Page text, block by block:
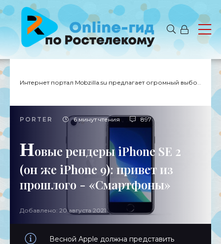
Интернет портал Mobzilla.su предлагает огромный выбор новостей с доставкой на дом.
PORTER 6 минут чтения 897
Новые рендеры iPhone SE 2
(он же iPhone 9): привет из
прошлого - «Смартфоны»
Добавлено: 20 августа 2021
Весной Apple должна представить